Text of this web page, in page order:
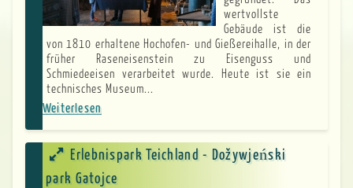
wertvollste
Gebäude ist die
von 1810 erhaltene Hochofen- und Gießereihalle, in der
früher Raseneisenstein zu Eisenguss und
Schmiedeeisen verarbeitet wurde. Heute ist sie ein
technisches Museum...
Weiterlesen
Fischereimuseum
Erlebnispark Teichland - Dožywjeński
park Gatojce